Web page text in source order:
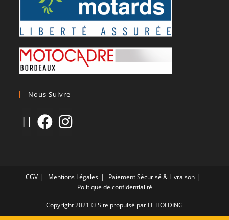
Nous Suivre
CGV Mentions Légales
Paiement Sécurisé & Livraison
Politique de confidentialité
Copyright 2021 © Site propulsé par LF HOLDING